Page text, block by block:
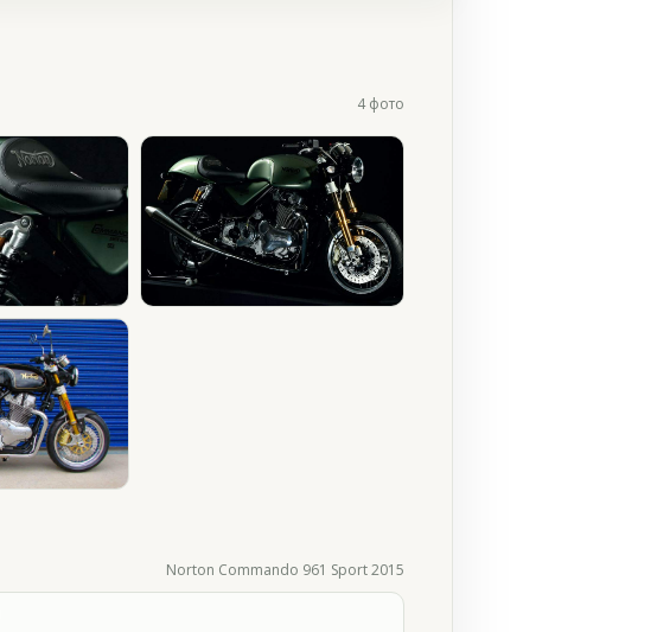
4 фото
Norton Commando 961 Sport 2015